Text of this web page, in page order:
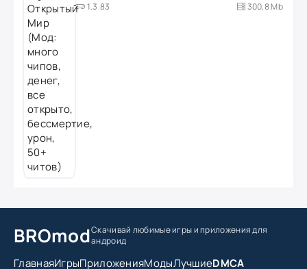
1.3.83
300,8 Mb
BROmodСкачивай любимые игрыи приложения для
андроид
ГлавнаяИгрыПриложенияМодыЛучшиеDMCA